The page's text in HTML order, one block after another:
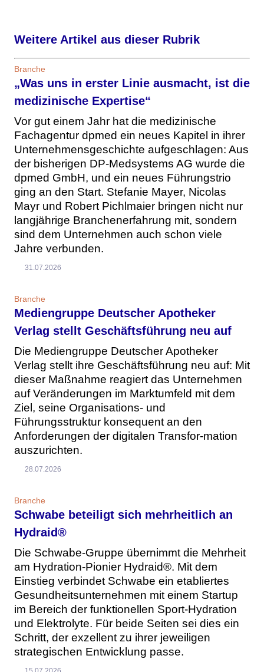
Weitere Artikel aus dieser Rubrik
Branche
„Was uns in erster Linie ausmacht, ist die
medizinische Expertise“
Vor gut einem Jahr hat die medizinische
Fachagentur dpmed ein neues Kapitel in ihrer
Unternehmensgeschichte aufgeschlagen: Aus
der bisherigen DP-Medsystems AG wurde die
dpmed GmbH, und ein neues Führungstrio
ging an den Start. Stefanie Mayer, Nicolas
Mayr und Robert Pichlmaier bringen nicht nur
langjährige Branchenerfahrung mit, sondern
sind dem Unternehmen auch schon viele
Jahre verbunden.
31.07.2026
Branche
Mediengruppe Deutscher Apotheker
Verlag stellt Geschäftsführung neu auf
Die Mediengruppe Deutscher Apotheker
Verlag stellt ihre Geschäftsführung neu auf: Mit
dieser Maßnahme reagiert das Unternehmen
auf Veränderungen im Marktumfeld mit dem
Ziel, seine Organisations- und
Führungsstruktur konsequent an den
Anforderungen der digitalen Transfor-mation
auszurichten.
28.07.2026
Branche
Schwabe beteiligt sich mehrheitlich an
Hydraid®
Die Schwabe-Gruppe übernimmt die Mehrheit
am Hydration-Pionier Hydraid®. Mit dem
Einstieg verbindet Schwabe ein etabliertes
Gesundheitsunternehmen mit einem Startup
im Bereich der funktionellen Sport-Hydration
und Elektrolyte. Für beide Seiten sei dies ein
Schritt, der exzellent zu ihrer jeweiligen
strategischen Entwicklung passe.